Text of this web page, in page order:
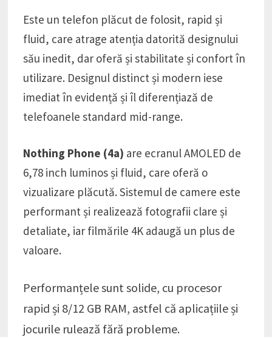
Este un telefon plăcut de folosit, rapid și
fluid, care atrage atenția datorită designului
său inedit, dar oferă și stabilitate și confort în
utilizare. Designul distinct și modern iese
imediat în evidență și îl diferențiază de
telefoanele standard mid-range.
Nothing Phone (4a) are ecranul AMOLED de
6,78 inch luminos și fluid, care oferă o
vizualizare plăcută. Sistemul de camere este
performant și realizează fotografii clare și
detaliate, iar filmările 4K adaugă un plus de
valoare.
Performanțele sunt solide, cu procesor
rapid și 8/12 GB RAM, astfel că aplicațiile și
jocurile rulează fără probleme.